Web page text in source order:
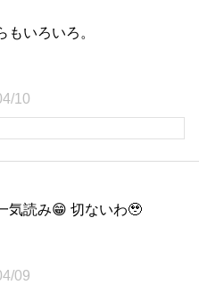
いろいろ。
10
気読み😁 切ないわ🥹
09